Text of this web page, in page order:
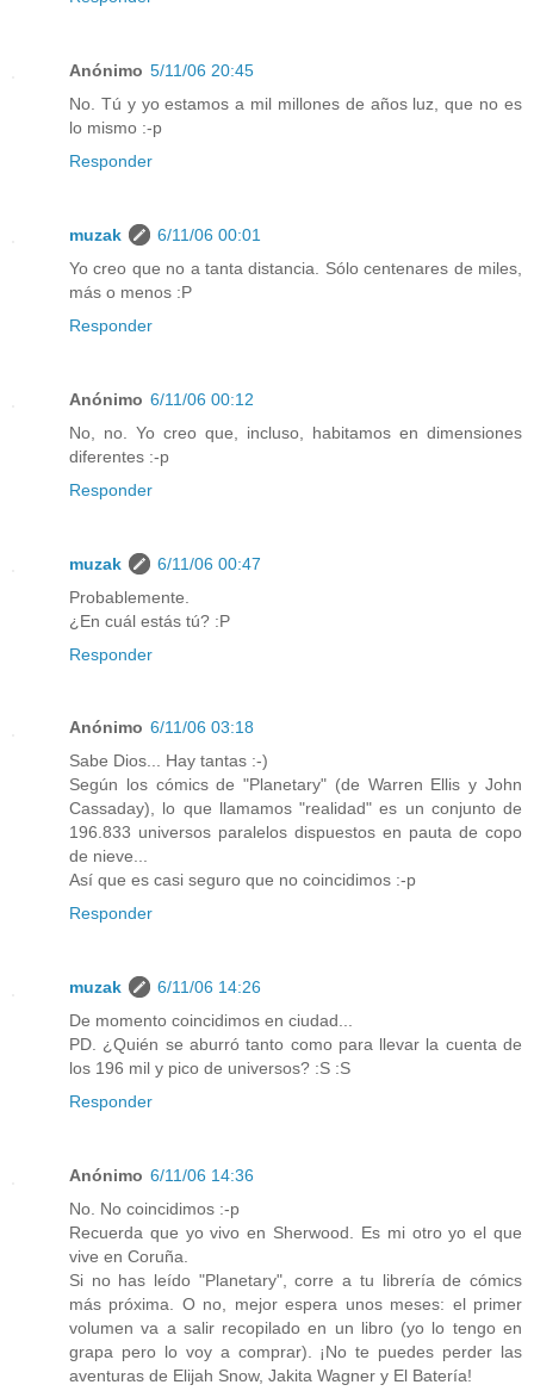
Anónimo 5/11/06 20:45
No. Tú y yo estamos a mil millones de años luz, que no es
lo mismo :-p
Responder
muzak
6/11/06 00:01
Yo creo que no a tanta distancia. Sólo centenares de miles,
más o menos :P
Responder
Anónimo 6/11/06 00:12
No, no. Yo creo que, incluso, habitamos en dimensiones
diferentes :-p
Responder
muzak
6/11/06 00:47
Probablemente.
¿En cuál estás tú? :P
Responder
Anónimo 6/11/06 03:18
Sabe Dios... Hay tantas :-)
Según los cómics de "Planetary" (de Warren Ellis y John
Cassaday), lo que llamamos "realidad" es un conjunto de
196.833 universos paralelos dispuestos en pauta de copo
de nieve...
Así que es casi seguro que no coincidimos :-p
Responder
muzak
6/11/06 14:26
De momento coincidimos en ciudad...
PD. ¿Quién se aburró tanto como para llevar la cuenta de
los 196 mil y pico de universos? :S :S
Responder
Anónimo 6/11/06 14:36
No. No coincidimos :-p
Recuerda que yo vivo en Sherwood. Es mi otro yo el que
vive en Coruña.
Si no has leído "Planetary", corre a tu librería de cómics
más próxima. O no, mejor espera unos meses: el primer
volumen va a salir recopilado en un libro (yo lo tengo en
grapa pero lo voy a comprar). ¡No te puedes perder las
aventuras de Elijah Snow, Jakita Wagner y El Batería!